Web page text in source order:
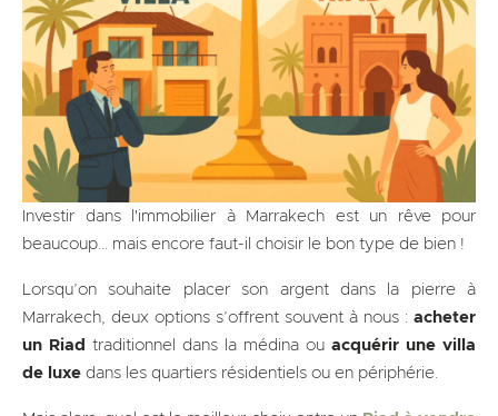
Investir dans l'immobilier à Marrakech est un rêve pour
beaucoup... mais encore faut-il choisir le bon type de bien !
Lorsqu’on souhaite placer son argent dans la pierre à
Marrakech, deux options s’offrent souvent à nous : acheter
un Riad traditionnel dans la médina ou acquérir une villa
de luxe dans les quartiers résidentiels ou en périphérie.